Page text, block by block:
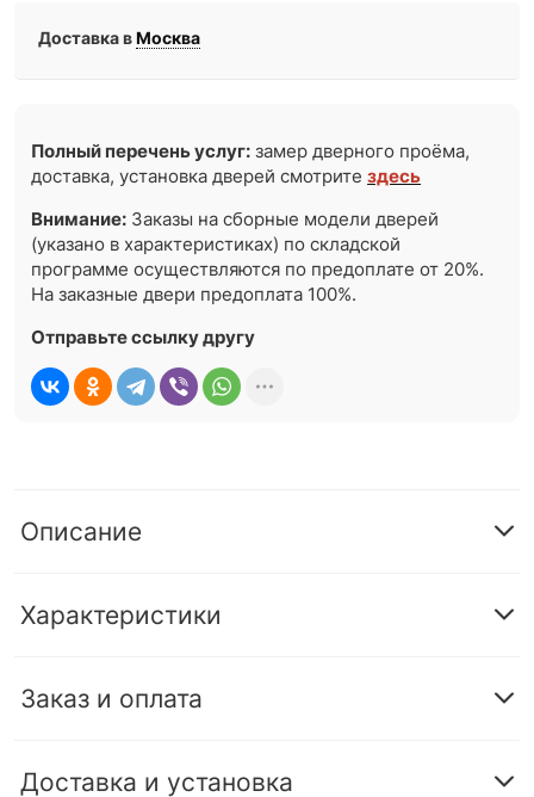
Доставка вМосква
Полный перечень услуг: замер дверного проёма,
доставка, установка дверей смотритездесь
Внимание: Заказы на сборные модели дверей
(указано в характеристиках) по складской
программе осуществляются по предоплате от 20%.
На заказные двери предоплата 100%.
Отправьте ссылку другу
Описание
Характеристики
Заказ и оплата
Доставка и установка